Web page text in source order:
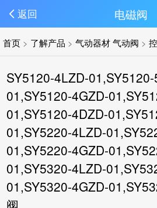
返回 电磁阀
首页 > 了解产品 >气动器材 气动阀 >
SY5120-4LZD-
01,SY5120-4GZD-
01,SY5120-4DZD-
01,SY5220-4LZD-
01,SY5220-4GZD-
01,SY5320-4LZD-
01,SY5320-4GZD-
阀